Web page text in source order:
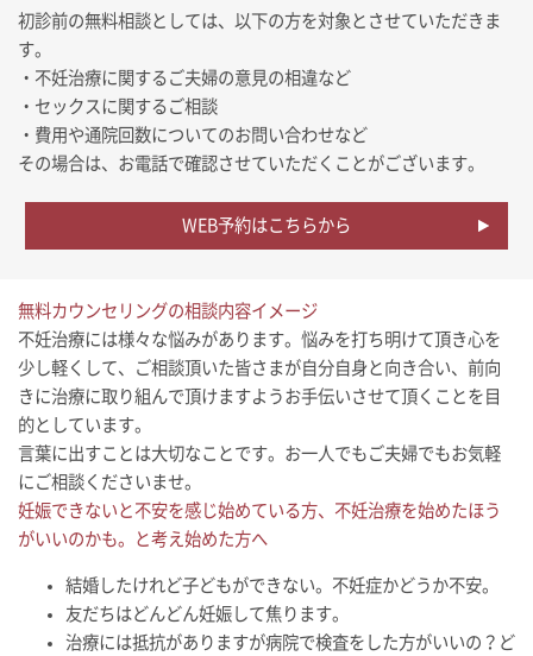
初診前の無料相談としては、以下の方を対象とさせていただきま
す。
・不妊治療に関するご夫婦の意見の相違など
・セックスに関するご相談
・費用や通院回数についてのお問い合わせなど
その場合は、お電話で確認させていただくことがございます。
WEB予約はこちらから
無料カウンセリングの相談内容イメージ
不妊治療には様々な悩みがあります。悩みを打ち明けて頂き心を
少し軽くして、ご相談頂いた皆さまが自分自身と向き合い、前向
きに治療に取り組んで頂けますようお手伝いさせて頂くことを目
的としています。
言葉に出すことは大切なことです。お一人でもご夫婦でもお気軽
にご相談くださいませ。
妊娠できないと不安を感じ始めている方、不妊治療を始めたほう
がいいのかも。と考え始めた方へ
結婚したけれど子どもができない。不妊症かどうか不安。
友だちはどんどん妊娠して焦ります。
治療には抵抗がありますが病院で検査をした方がいいの？ど